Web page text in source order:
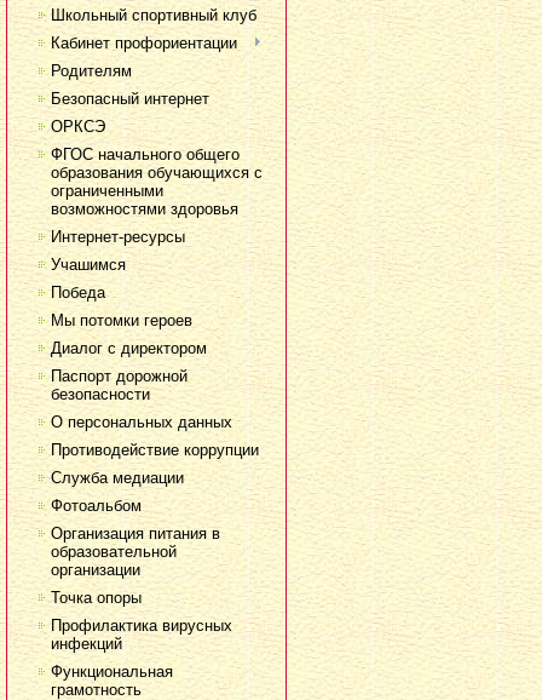
Школьный спортивный клуб
Кабинет профориентации
Родителям
Безопасный интернет
ОРКСЭ
ФГОС начального общего
образования обучающихся с
ограниченными
возможностями здоровья
Интернет-ресурсы
Учашимся
Победа
Мы потомки героев
Диалог с директором
Паспорт дорожной
безопасности
О персональных данных
Противодействие коррупции
Служба медиации
Фотоальбом
Организация питания в
образовательной
организации
Точка опоры
Профилактика вирусных
инфекций
Функциональная
грамотность